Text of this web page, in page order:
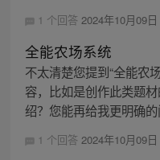
1 个回答 2024年10月09
全能农场系统
不太清楚您提到“全能农
容，比如是创作此类题
绍？您能再给我更明确
1 个回答 2024年10月09